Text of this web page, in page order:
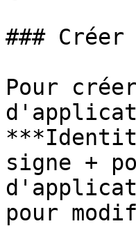
###
Pour
signe +
pour